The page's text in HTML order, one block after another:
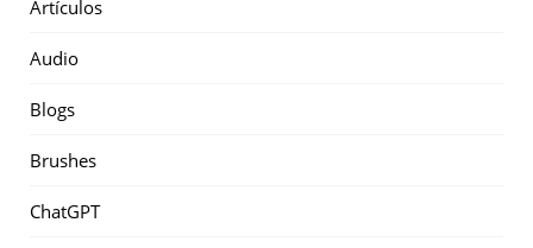
Artículos
Audio
Blogs
Brushes
ChatGPT